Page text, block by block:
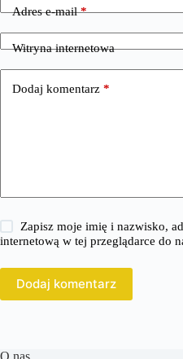
Adres e-mail*
Witryna internetowa
Dodaj komentarz *
Zapisz moje imię i nazwisko,
internetową w tej przeglądarce do
Dodaj komentarz